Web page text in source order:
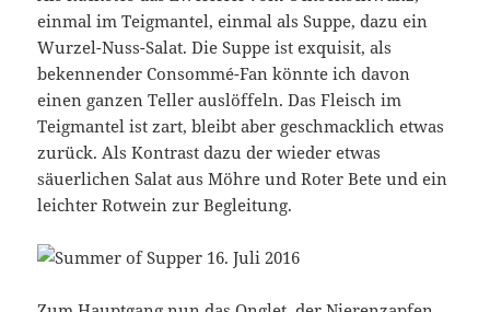
einmal im Teigmantel, einmal als Suppe, dazu ein
Wurzel-Nuss-Salat. Die Suppe ist exquisit, als
bekennender Consommé-Fan könnte ich davon
einen ganzen Teller auslöffeln. Das Fleisch im
Teigmantel ist zart, bleibt aber geschmacklich etwas
zurück. Als Kontrast dazu der wieder etwas
säuerlichen Salat aus Möhre und Roter Bete und ein
leichter Rotwein zur Begleitung.